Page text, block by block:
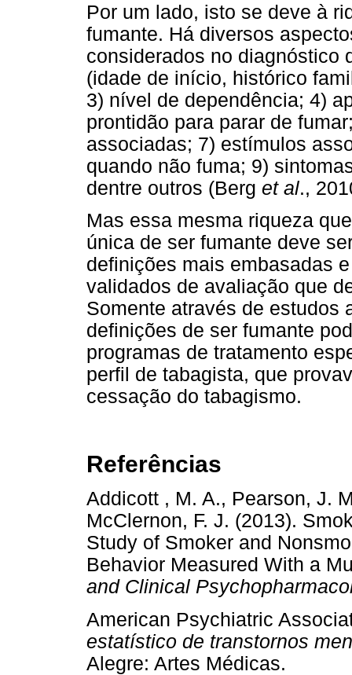
Por um lado, isto se deve à
fumante. Há diversos
considerados no diagnóstico
(idade de início, histórico
3) nível de dependência; 4)
prontidão para parar de
associadas; 7) estímulos
quando não fuma; 9)
dentre outros (Berg et al.,
Mas essa mesma riqueza
única de ser fumante deve
definições mais embasadas
validados de avaliação que
Somente através de estudos
definições de ser fumante
programas de tratamento
perfil de tabagista, que
cessação do tabagismo.
Referências
Addicott , M. A., Pearson, J.
McClernon, F. J. (2013).
Study of Smoker and
Behavior Measured With a
and Clinical
American Psychiatric
estatístico de transtornos
Alegre: Artes Médicas.